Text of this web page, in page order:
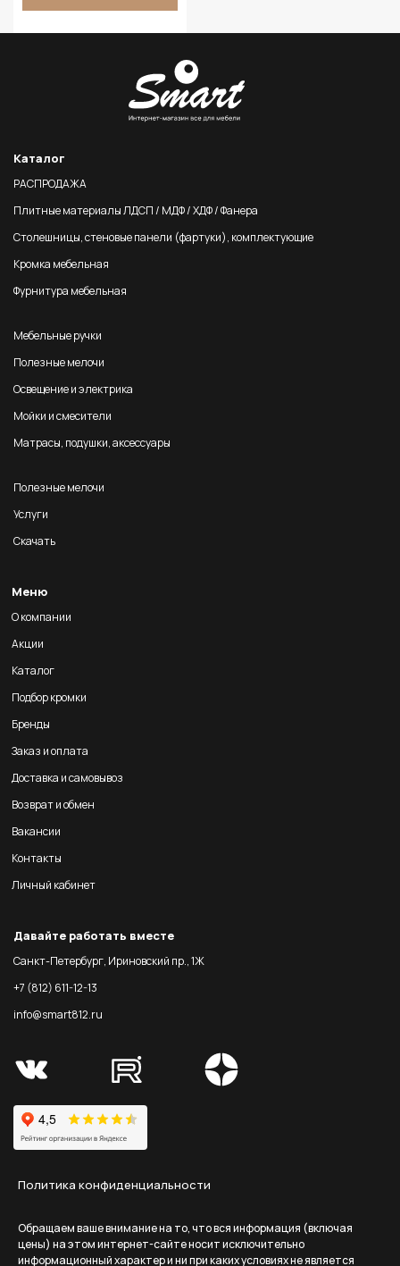
Каталог
РАСПРОДАЖА
Плитные материалы ЛДСП / МДФ / ХДФ / Фанера
Столешницы, стеновые панели (фартуки), комплектующие
Кромка мебельная
Фурнитура мебельная
Мебельные ручки
Полезные мелочи
Освещение и электрика
Мойки и смесители
Матрасы, подушки, аксессуары
Полезные мелочи
Услуги
Скачать
Меню
О компании
Акции
Каталог
Подбор кромки
Бренды
Заказ и оплата
Доставка и самовывоз
Возврат и обмен
Вакансии
Контакты
Личный кабинет
Давайте работать вместе
Санкт-Петербург, Ириновский пр., 1Ж
+7 (812) 611-12-13
info@smart812.ru
Политика конфиденциальности
Обращаем ваше внимание на то, что вся информация (включая
цены) на этом интернет-сайте носит исключительно
информационный характер и ни при каких условиях не является